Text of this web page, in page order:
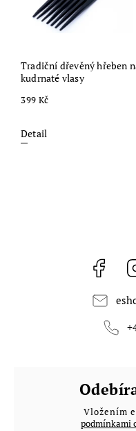
Tradiční dřevěný hřeben
kudrnaté vlasy
399 Kč
Detail
Vložením
podmínkami